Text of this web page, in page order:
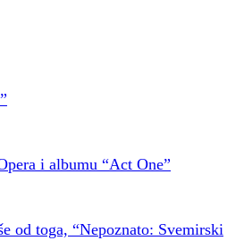
i albumu “Act One”
od toga, “Nepoznato: Svemirski